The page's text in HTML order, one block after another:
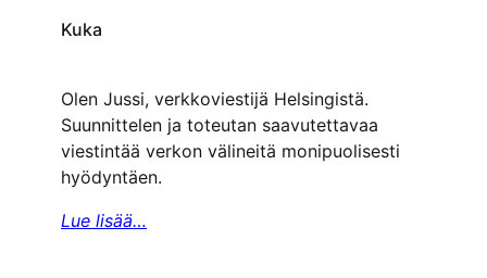
Kuka
Olen Jussi, verkkoviestijä Helsingistä.
Suunnittelen ja toteutan saavutettavaa
viestintää verkon välineitä monipuolisesti
hyödyntäen.
Lue lisää…